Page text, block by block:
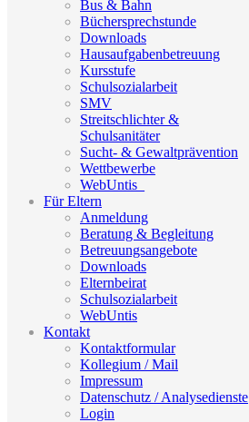
Bus & Bahn
Büchersprechstunde
Downloads
Hausaufgabenbetreuung
Kursstufe
Schulsozialarbeit
SMV
Streitschlichter &
Schulsanitäter
Sucht- & Gewaltprävention
Wettbewerbe
WebUntis_
Für Eltern
Anmeldung
Beratung & Begleitung
Betreuungsangebote
Downloads
Elternbeirat
Schulsozialarbeit
WebUntis
Kontakt
Kontaktformular
Kollegium / Mail
Impressum
Datenschutz / Analysedienste
Login